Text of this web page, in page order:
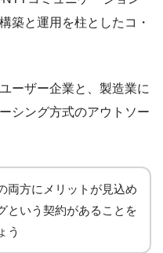
築と運用を柱としたコ・
ーザー企業と、製造業に
シング方式のアウトソー
両方にメリットが見込め
という契約があることを
う